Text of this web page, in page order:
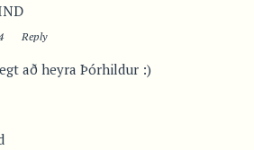
Reply
að heyra Þórhildur :)